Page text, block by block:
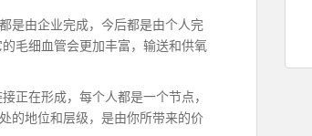
是由企业完成，今后都是由个人完
毛细血管会更加丰富，输送和供氧
正在形成，每个人都是一个节点，
的地位和层级，是由你所带来的价